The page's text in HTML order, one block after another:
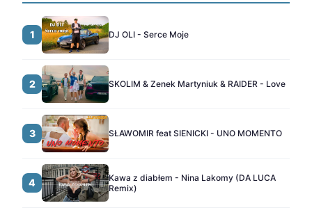
1 DJ OLI - Serce Moje
2 SKOLIM & Zenek Martyniuk & RAIDER - Love
3 SŁAWOMIR feat SIENICKI - UNO MOMENTO
4
Kawa z diabłem - Nina Lakomy (DA LUCA
Remix)